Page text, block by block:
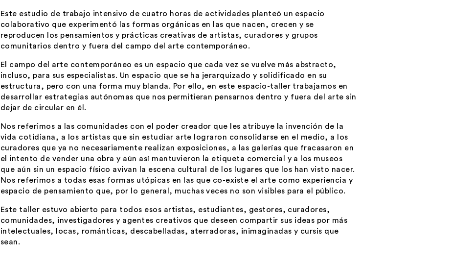
Este estudio de trabajo intensivo de cuatro horas de actividades planteó un espacio
colaborativo que experimentó las formas orgánicas en las que nacen, crecen y se
reproducen los pensamientos y prácticas creativas de artistas, curadores y grupos
comunitarios dentro y fuera del campo del arte contemporáneo.
El campo del arte contemporáneo es un espacio que cada vez se vuelve más abstracto,
incluso, para sus especialistas. Un espacio que se ha jerarquizado y solidificado en su
estructura, pero con una forma muy blanda. Por ello, en este espacio-taller trabajamos en
desarrollar estrategias autónomas que nos permitieran pensarnos dentro y fuera del arte sin
dejar de circular en él.
Nos referimos a las comunidades con el poder creador que les atribuye la invención de la
vida cotidiana, a los artistas que sin estudiar arte lograron consolidarse en el medio, a los
curadores que ya no necesariamente realizan exposiciones, a las galerías que fracasaron en
el intento de vender una obra y aún así mantuvieron la etiqueta comercial y a los museos
que aún sin un espacio físico avivan la escena cultural de los lugares que los han visto nacer.
Nos referimos a todas esas formas utópicas en las que co-existe el arte como experiencia y
espacio de pensamiento que, por lo general, muchas veces no son visibles para el público.
Este taller estuvo abierto para todos esos artistas, estudiantes, gestores, curadores,
comunidades, investigadores y agentes creativos que deseen compartir sus ideas por más
intelectuales, locas, románticas, descabelladas, aterradoras, inimaginadas y cursis que
sean.